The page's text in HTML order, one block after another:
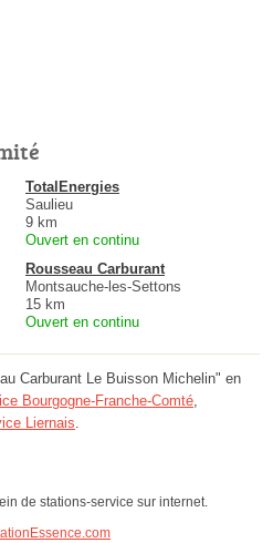
TotalEnergies
Saulieu
9 km
Ouvert en continu
Rousseau Carburant
Montsauche-les-Settons
15 km
Ouvert en continu
Carburant Le Buisson Michelin" en
Bourgogne-Franche-Comté,
Liernais.
de stations-service sur internet.